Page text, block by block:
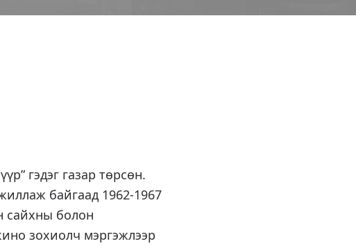
гэдэг газар төрсөн.
байгаад 1962-1967
сайхны болон
зохиолч мэргэжлээр